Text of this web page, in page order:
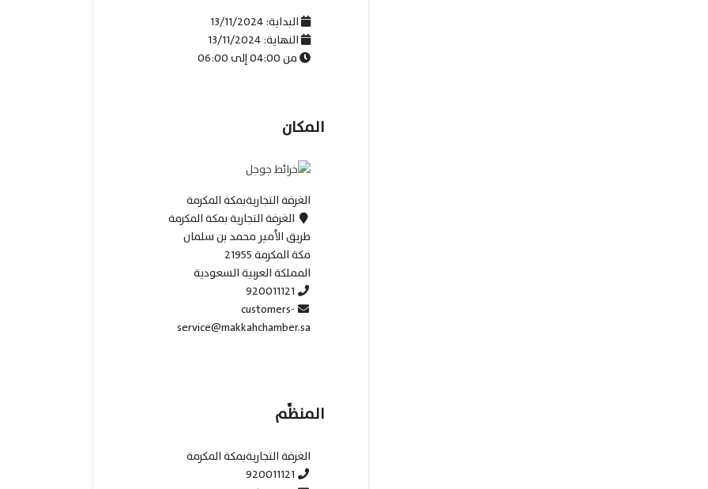
البداية:13/11/2024
النهاية:13/11/2024
من04:00إلى06:00
المكان
الغرفة التجاريةبمكة المكرمة
الغرفة التجارية بمكة المكرمة
طريق الأمير محمد بن سلمان
مكة المكرمة 21955
المملكة العربية السعودية
920011121
customers-
service@makkahchamber.sa
المنظِّم
الغرفة التجاريةبمكة المكرمة
920011121